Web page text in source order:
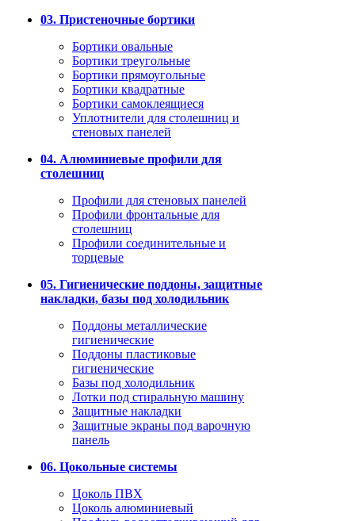
03. Пристеночные бортики
Бортики овальные
Бортики треугольные
Бортики прямоугольные
Бортики квадратные
Бортики самоклеящиеся
Уплотнители для столешниц и
стеновых панелей
04. Алюминиевые профили для
столешниц
Профили для стеновых панелей
Профили фронтальные для
столешниц
Профили соединительные и
торцевые
05. Гигиенические поддоны, защитные
накладки, базы под холодильник
Поддоны металлические
гигиенические
Поддоны пластиковые
гигиенические
Базы под холодильник
Лотки под стиральную машину
Защитные накладки
Защитные экраны под варочную
панель
06. Цокольные системы
Цоколь ПВХ
Цоколь алюминиевый